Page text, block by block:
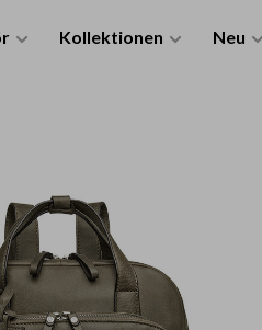
Kollektionen Neu